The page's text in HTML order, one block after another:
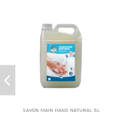
SAVON MAIN HAND NATURAL 5L